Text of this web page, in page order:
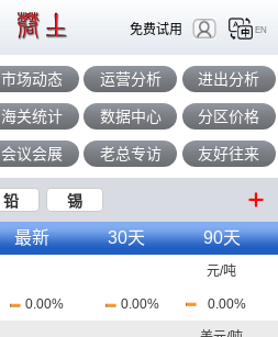
免费试用 EN
市场动态 运营分析 进出分析
海关统计 数据中心 分区价格
会议会展 老总专访 友好往来
铅 锡
最新 30天 90天
元/吨
0.00% 0.00% 0.00%